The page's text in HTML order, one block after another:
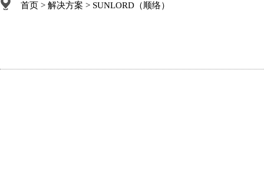
首页 > 解决方案 > SUNLORD（顺络）